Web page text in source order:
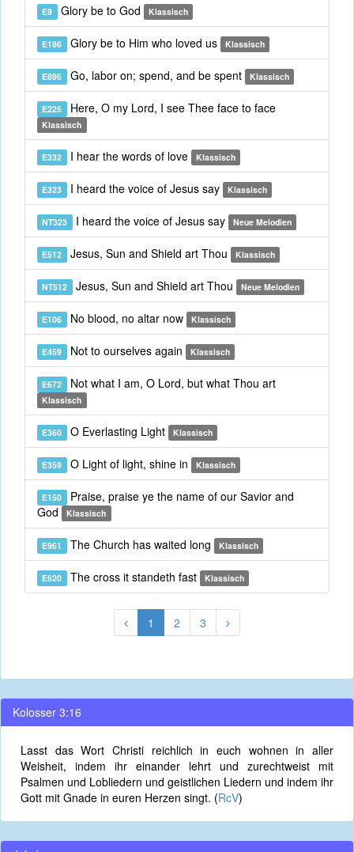
E9 Glory be to God Klassisch
E186 Glory be to Him who loved us Klassisch
E896 Go, labor on; spend, and be spent Klassisch
E225 Here, O my Lord, I see Thee face to face
Klassisch
E332 I hear the words of love Klassisch
E323 I heard the voice of Jesus say Klassisch
NT323 I heard the voice of Jesus say Neue Melodien
E512 Jesus, Sun and Shield art Thou Klassisch
NT512 Jesus, Sun and Shield art Thou Neue Melodien
E106 No blood, no altar now Klassisch
E459 Not to ourselves again Klassisch
E672 Not what I am, O Lord, but what Thou art
Klassisch
E360 O Everlasting Light Klassisch
E359 O Light of light, shine in Klassisch
E150 Praise, praise ye the name of our Savior and
God
Klassisch
E961 The Church has waited long Klassisch
E620 The cross it standeth fast Klassisch
1 2 3
Kolosser 3:16
Lasst das Wort Christi reichlich in euch wohnen in aller
Weisheit, indem ihr einander lehrt und zurechtweist mit
Psalmen und Lobliedern und geistlichen Liedern und indem ihr
Gott mit Gnade in euren Herzen singt. (RcV)